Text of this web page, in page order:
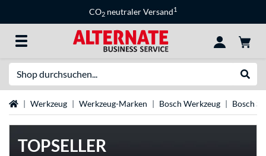
CO2 neutraler Versand1
StartseiteWerkzeug Werkzeug-Marken Bosch Werkzeug Bosch
TOPSELLER